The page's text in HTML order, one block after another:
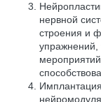
нервной
строения и
упражнений,